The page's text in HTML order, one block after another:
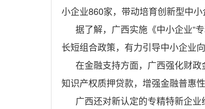
小企业860家，带动培育创新型中小
据了解，广西实施《中小企业“
长短组合政策，有力引导中小企业
在金融支持方面，广西强化财
知识产权质押贷款，增强金融普惠
广西还对新认定的专精特新企